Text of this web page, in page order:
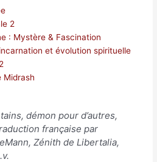
2
: Mystère & Fascination
et évolution spirituelle
Midrash
démon pour d’autres,
française par
Zénith de Libertalia,